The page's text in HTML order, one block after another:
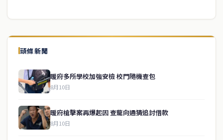
頭條新聞
暖府多所學校加強安檢 校門隨機查包
8月10日
暖府槍擊案再爆起因 查龍向通猜追討借款
8月10日